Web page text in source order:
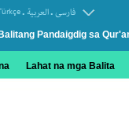
. العربیة.فارسی
Pandaigdig sa
Lahat na mga Balita